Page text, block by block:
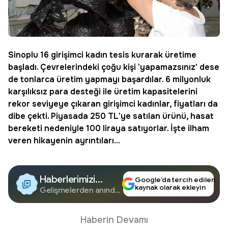
Sinoplu 16 girişimci kadın tesis kurarak üretime
başladı. Çevrelerindeki çoğu kişi 'yapamazsınız' dese
de tonlarca üretim yapmayı başardılar. 6 milyonluk
karşılıksız para desteği ile üretim kapasitelerini
rekor seviyeye çıkaran girişimci kadınlar, fiyatları da
dibe çekti. Piyasada 250 TL'ye satılan ürünü, hasat
bereketi nedeniyle 100 liraya satıyorlar. İşte ilham
veren hikayenin ayrıntıları...
Haberlerimizi
Google'da Takip
Edin
Gelişmelerden anında
Google’da tercih edilen
kaynak olarak ekleyin
Haberin Devamı